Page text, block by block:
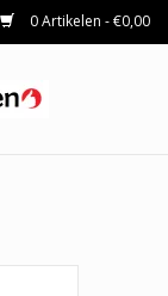
0 Artikelen - €0,00